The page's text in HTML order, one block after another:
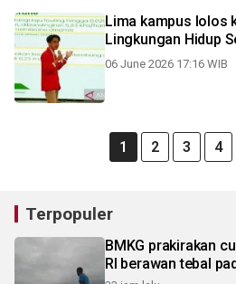
Lima kampus lolos
Lingkungan Hidup
06 June 2026 17:16 WIB
1 2 3 4
Terpopuler
BMKG prakirakan
RI berawan tebal